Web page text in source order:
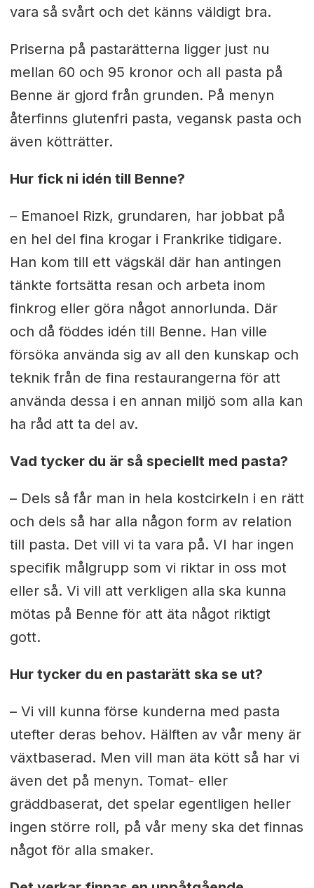
vara så svårt och det känns väldigt bra.
Priserna på pastarätterna ligger just nu
mellan 60 och 95 kronor och all pasta på
Benne är gjord från grunden. På menyn
återfinns glutenfri pasta, vegansk pasta och
även kötträtter.
Hur fick ni idén till Benne?
– Emanoel Rizk, grundaren, har jobbat på
en hel del fina krogar i Frankrike tidigare.
Han kom till ett vägskäl där han antingen
tänkte fortsätta resan och arbeta inom
finkrog eller göra något annorlunda. Där
och då föddes idén till Benne. Han ville
försöka använda sig av all den kunskap och
teknik från de fina restaurangerna för att
använda dessa i en annan miljö som alla kan
ha råd att ta del av.
Vad tycker du är så speciellt med pasta?
– Dels så får man in hela kostcirkeln i en rätt
och dels så har alla någon form av relation
till pasta. Det vill vi ta vara på. VI har ingen
specifik målgrupp som vi riktar in oss mot
eller så. Vi vill att verkligen alla ska kunna
mötas på Benne för att äta något riktigt
gott.
Hur tycker du en pastarätt ska se ut?
– Vi vill kunna förse kunderna med pasta
utefter deras behov. Hälften av vår meny är
växtbaserad. Men vill man äta kött så har vi
även det på menyn. Tomat- eller
gräddbaserat, det spelar egentligen heller
ingen större roll, på vår meny ska det finnas
något för alla smaker.